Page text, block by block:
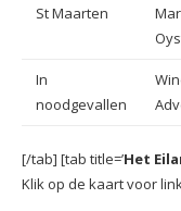
St Maarten
In
noodgevallen
[/tab] [tab title=’Het
Klik op de kaart voor